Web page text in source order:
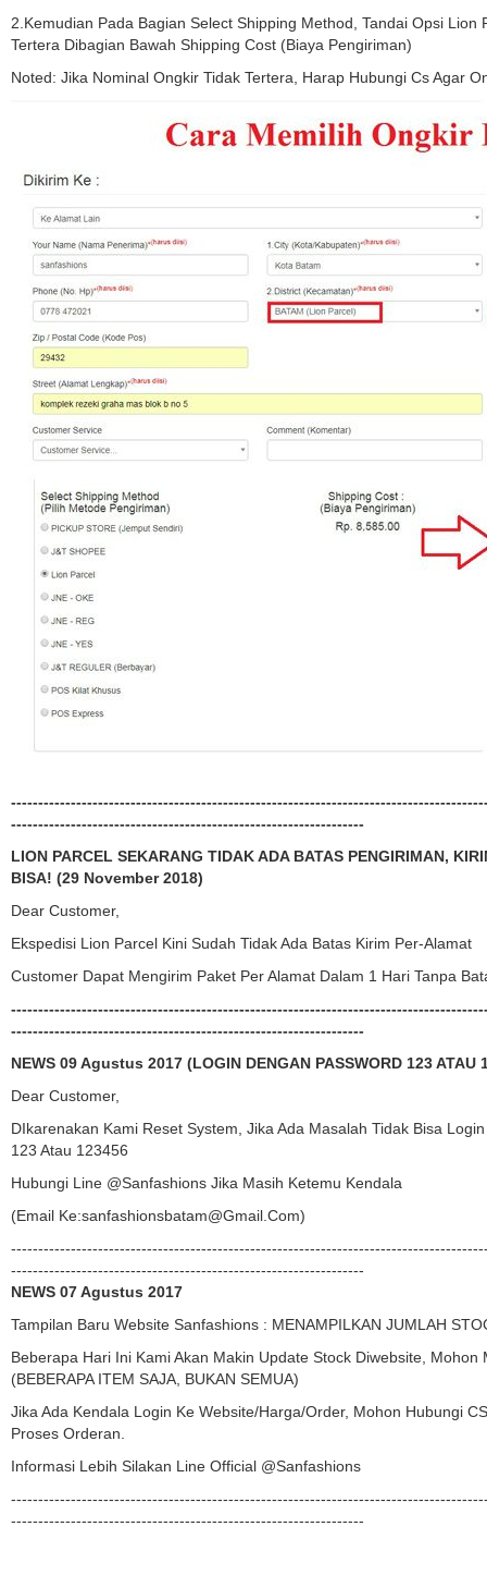
2.Kemudian Pada Bagian Select Shipping Method, Tandai Opsi Lion
Tertera Dibagian Bawah Shipping Cost (Biaya Pengiriman)
Noted: Jika Nominal Ongkir Tidak Tertera, Harap Hubungi Cs Agar
-----------------------------------------------------------------
LION PARCEL SEKARANG TIDAK ADA BATAS PENGIRIMAN,
BISA! (29 November 2018)
Dear Customer,
Ekspedisi Lion Parcel Kini Sudah Tidak Ada Batas Kirim Per-Alamat
Customer Dapat Mengirim Paket Per Alamat Dalam 1 Hari Tanpa
-----------------------------------------------------------------
NEWS 09 Agustus 2017 (LOGIN DENGAN PASSWORD 123 ATAU
Dear Customer,
DIkarenakan Kami Reset System, Jika Ada Masalah Tidak Bisa
123 Atau 123456
Hubungi Line @sanfashions Jika Masih Ketemu Kendala
(email Ke:sanfashionsbatam@gmail.com)
-----------------------------------------------------------------
NEWS 07 Agustus 2017
Tampilan Baru Website Sanfashions : MENAMPILKAN JUMLAH
Beberapa Hari Ini Kami Akan Makin Update Stock Diwebsite,
(BEBERAPA ITEM SAJA, BUKAN SEMUA)
Jika Ada Kendala Login Ke Website/harga/order, Mohon Hubungi
Proses Orderan.
Informasi Lebih Silakan Line Official @sanfashions
-----------------------------------------------------------------